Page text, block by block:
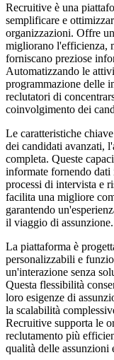
Recruitive è una
semplificare e
organizzazioni. Offre
migliorano l'efficienza,
forniscano preziose
Automatizzando le
programmazione delle
reclutatori di
coinvolgimento dei
Le caratteristiche
dei candidati avanzati,
completa. Queste
informate fornendo dati
processi di intervista e
facilita una migliore
garantendo
il viaggio di assunzione.
La piattaforma è
personalizzabili e
un'interazione senza
Questa flessibilità
loro esigenze di
la scalabilità
Recruitive supporta le
reclutamento più
qualità delle assunzioni